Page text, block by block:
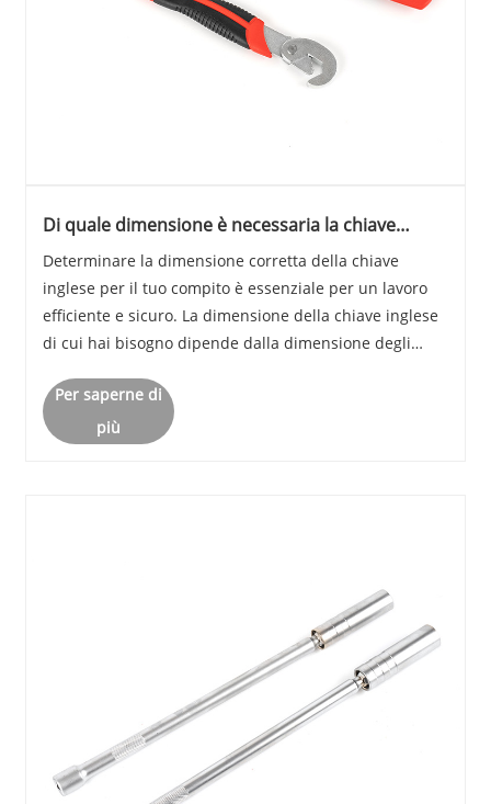
Di quale dimensione è necessaria la chiave
Determinare la dimensione corretta della chiave
inglese per il tuo compito è essenziale per un lavoro
efficiente e sicuro. La dimensione della chiave inglese
di cui hai bisogno dipende dalla dimensione degli
fondamentale che il dado o il bullone si ins......
Per saperne di
più